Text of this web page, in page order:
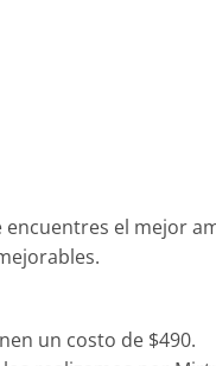
el mejor
un costo de $490.